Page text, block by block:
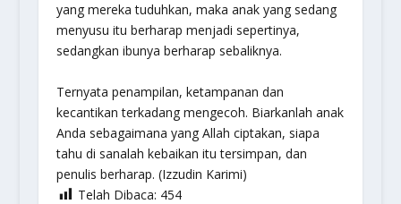
yang mereka tuduhkan, maka anak yang sedang
menyusu itu berharap menjadi sepertinya,
sedangkan ibunya berharap sebaliknya.
Ternyata penampilan, ketampanan dan
kecantikan terkadang mengecoh. Biarkanlah anak
Anda sebagaimana yang Allah ciptakan, siapa
tahu di sanalah kebaikan itu tersimpan, dan
penulis berharap. (Izzudin Karimi)
Telah Dibaca: 454